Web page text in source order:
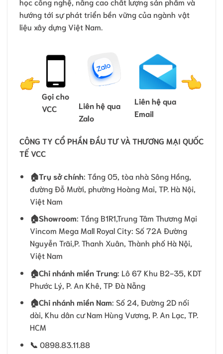
hướng tới sự phát triển bền vững của ngành vật
liệu xây dựng Việt Nam.
Gọi cho
VCC
Liên hệ qua
Zalo
Liên hệ qua
Email
CÔNG TY CỔ PHẦN ĐẦU TƯ VÀ THƯƠNG MẠI QUỐC
TẾ VCC
🏠Trụ sở chính: Tầng 05, tòa nhà Sông Hồng,
đường Đỗ Mười, phường Hoàng Mai, TP. Hà Nội,
Việt Nam
🏠Showroom: Tầng B1R1,Trung Tâm Thương Mại
Vincom Mega Mall Royal City: Số 72A Đường
Nguyễn Trãi,P. Thanh Xuân, Thành phố Hà Nội,
Việt Nam
🏠Chi nhánh miền Trung: Lô 67 Khu B2-35, KDT
Phước Lý, P. An Khê, TP Đà Nẵng
🏠Chi nhánh miền Nam: Số 24, Đường 2D nối
dài, Khu dân cư Nam Hùng Vương, P. An Lạc, TP.
HCM
📞 0898.83.11.88